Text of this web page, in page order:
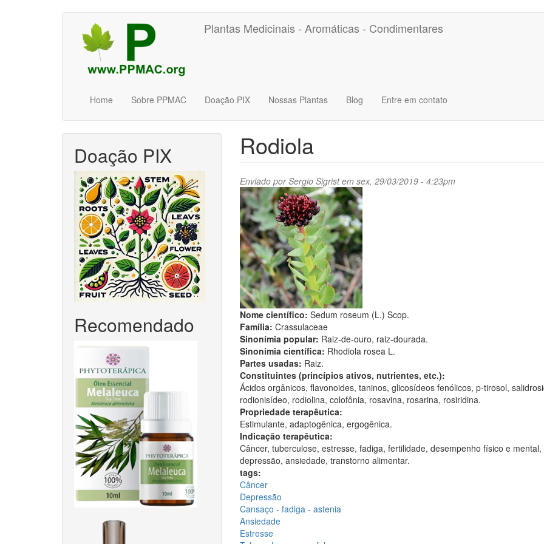
Plantas Medicinais - Aromáticas - Condimentares
Home Sobre PPMAC Doação PIX Nossas Plantas Blog Entre em contato
Doação PIX
Recomendado
Rodiola
Enviado porSergio Sigristem sex, 29/03/2019 - 4:23pm
Nome científico: Sedum roseum (L.) Scop.
Família: Crassulaceae
Sinonímia popular: Raiz-de-ouro, raiz-dourada.
Sinonímia científica: Rhodiola rosea L.
Partes usadas: Raiz.
Constituintes (princípios ativos, nutrientes, etc.):
Ácidos orgânicos, flavonoides, taninos, glicosídeos fenólicos, p-tirosol,
rodionisídeo, rodiolina, colofônia, rosavina, rosarina, rosiridina.
Propriedade terapêutica:
Estimulante, adaptogênica, ergogênica.
Indicação terapêutica:
Câncer, tuberculose, estresse, fadiga, fertilidade, desempenho físico e mental,
depressão, ansiedade, transtorno alimentar.
tags:
Câncer
Depressão
Cansaço - fadiga - astenia
Ansiedade
Estresse